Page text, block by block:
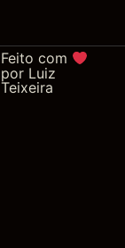
Feito com
por Luiz
Teixeira